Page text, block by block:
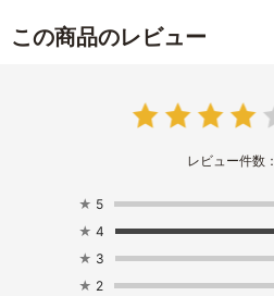
この商品のレビュー
レビュー件数：
★ 5
★ 4
★ 3
★ 2